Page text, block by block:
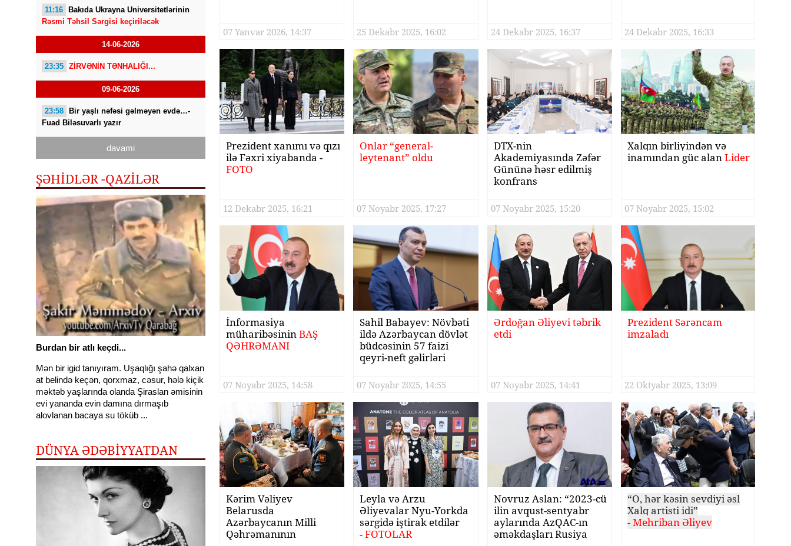
11:16
Bakıda Ukrayna Universitetlərinin
Rəsmi Təhsil Sərgisi keçiriləcək
14-06-2026
23:35 ZİRVƏNİN TƏNHALIĞI...
09-06-2026
23:58
Bir yaşlı nəfəsi gəlməyən evdə…-
Fuad Biləsuvarlı yazır
davami
ŞƏHİDLƏR -QAZILƏR
Burdan bir atlı keçdi...
Mən bir igid tanıyıram. Uşaqlığı şahə qalxan
at belində keçən, qorxmaz, cəsur, hələ kiçik
məktəb yaşlarında olanda Şiraslan əmisinin
evi yananda evin damına dırmaşıb
alovlanan bacaya su töküb ...
DÜNYA ƏDƏBİYYATDAN
07 Yanvar 2026, 14:37 25 Dekabr 2025, 16:02 24 Dekabr 2025, 16:37 24 Dekabr 2025, 16:33
Prezident xanımı və qızı
ilə Fəxri xiyabanda -
FOTO
12 Dekabr 2025, 16:21
Onlar “general-
leytenant” oldu
07 Noyabr 2025, 17:27
DTX-nin
Akademiyasında Zəfər
Gününə həsr edilmiş
konfrans
07 Noyabr 2025, 15:20
Xalqın birliyindən və
inamından güc alanLider
07 Noyabr 2025, 15:02
İnformasiya
müharibəsininBAŞ
QƏHRƏMANI
07 Noyabr 2025, 14:58
Sahil Babayev: Növbəti
ildə Azərbaycan dövlət
büdcəsinin 57 faizi
qeyri-neft gəlirləri
07 Noyabr 2025, 14:55
Ərdoğan Əliyevi təbrik
etdi
07 Noyabr 2025, 14:41
Prezident Sərəncam
imzaladı
22 Oktyabr 2025, 13:09
Kərim Vəliyev
Belarusda
Azərbaycanın Milli
Qəhrəmanının
Leyla və Arzu
Əliyevalar Nyu-Yorkda
sərgidə iştirak etdilər
-FOTOLAR
Novruz Aslan: “2023-cü
ilin avqust-sentyabr
aylarında AzQAC-ın
əməkdaşları Rusiya
“O, hər kəsin sevdiyi əsl
Xalq artisti idi”
-Mehriban Əliyev